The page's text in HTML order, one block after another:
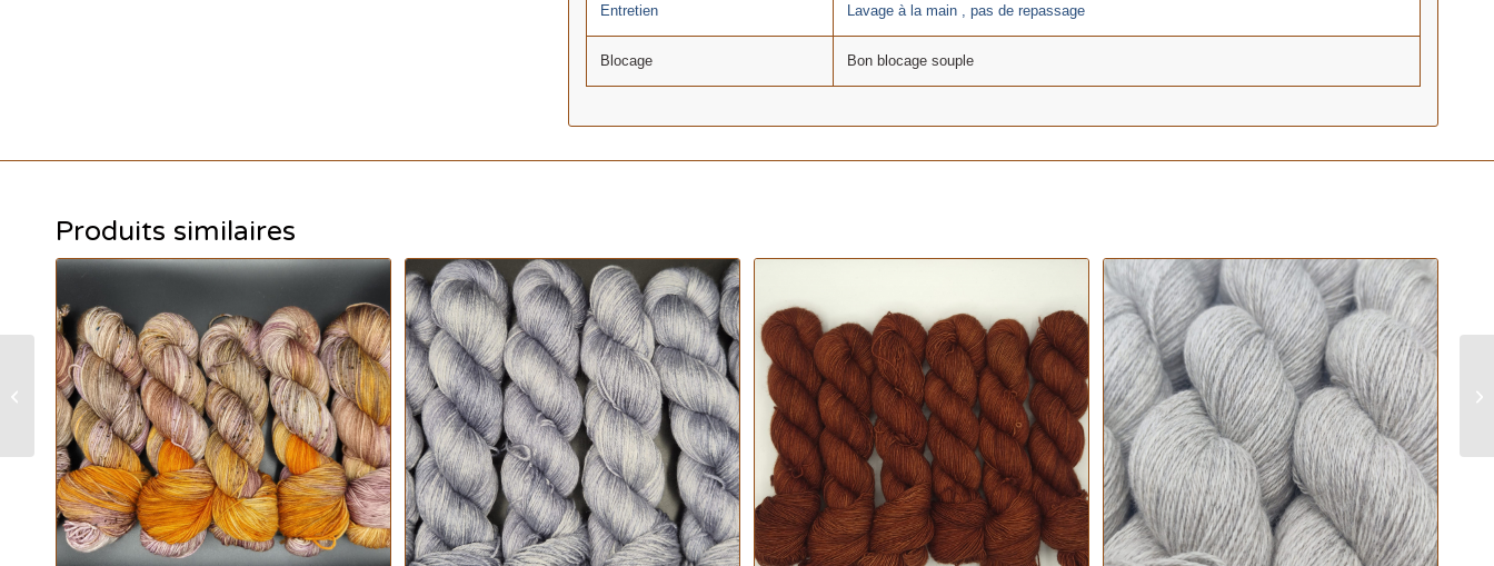
Entretien Lavage à la main , pas de repassage
Blocage Bon blocage souple
Produits similaires
Protège pointes
aiguilles – Cœur